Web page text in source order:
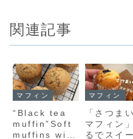
関連記事
マフィン
“Black tea
muffin”Soft
muffins with
マフィン
「さつま
マフィン
るでスイー